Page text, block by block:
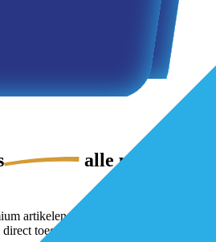
alle premium-
artikelen. Activeer gratis je De
toegang.